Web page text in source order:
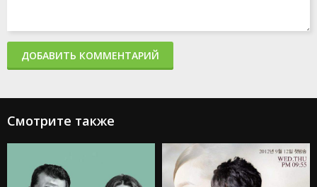
ДОБАВИТЬ КОММЕНТАРИЙ
Смотрите также